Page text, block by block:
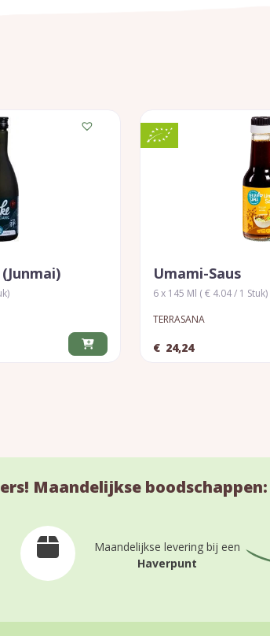
Umami-Saus
6 x 145 Ml ( € 4.04 / 1 Stuk)
TERRASANA
€ 24,24
Maandelijkse
Maandelijkse levering bij een
Haverpunt